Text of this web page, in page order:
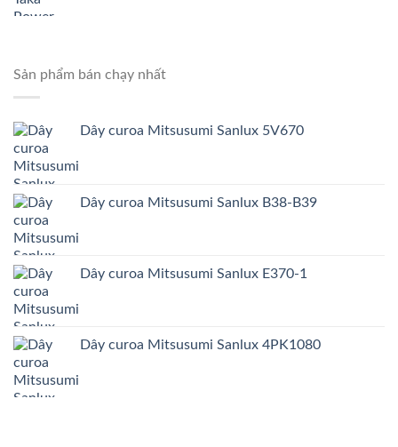
Sản phẩm bán chạy nhất
Dây curoa Mitsusumi Sanlux 5V670
Dây curoa Mitsusumi Sanlux B38-B39
Dây curoa Mitsusumi Sanlux E370-1
Dây curoa Mitsusumi Sanlux 4PK1080